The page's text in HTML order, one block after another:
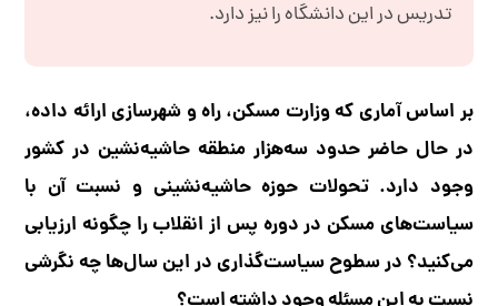
تدریس در این دانشگاه را نیز دارد.
بر اساس آماری که وزارت مسکن، راه و شهرسازی ارائه داده،
در حال حاضر حدود سه‌هزار منطقه‌ حاشیه‌نشین در کشور
وجود دارد. تحولات حوزه‌ حاشیه‌نشینی و نسبت آن با
سیاست‌های مسکن در دوره‌ پس از انقلاب را چگونه ارزیابی
می‌کنید؟ در سطوح سیاست‌گذاری در این سال‌ها چه نگرشی